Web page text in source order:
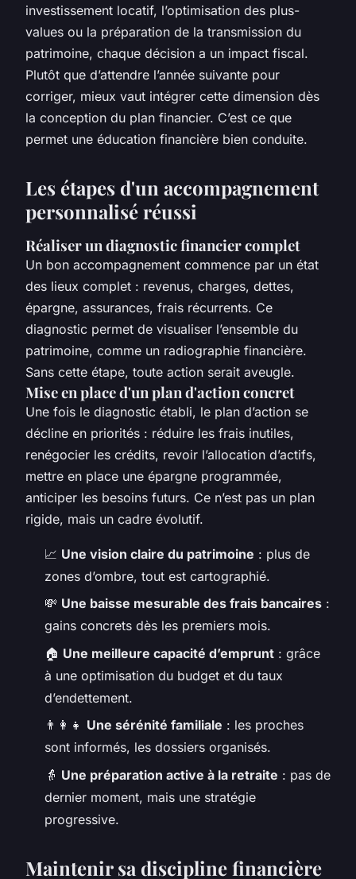
investissement locatif, l’optimisation des plus-
values ou la préparation de la transmission du
patrimoine, chaque décision a un impact fiscal.
Plutôt que d’attendre l’année suivante pour
corriger, mieux vaut intégrer cette dimension dès
la conception du plan financier. C’est ce que
permet une éducation financière bien conduite.
Les étapes d'un accompagnement
personnalisé réussi
Réaliser un diagnostic financier complet
Un bon accompagnement commence par un état
des lieux complet : revenus, charges, dettes,
épargne, assurances, frais récurrents. Ce
diagnostic permet de visualiser l’ensemble du
patrimoine, comme un radiographie financière.
Sans cette étape, toute action serait aveugle.
Mise en place d'un plan d'action concret
Une fois le diagnostic établi, le plan d’action se
décline en priorités : réduire les frais inutiles,
renégocier les crédits, revoir l’allocation d’actifs,
mettre en place une épargne programmée,
anticiper les besoins futurs. Ce n’est pas un plan
rigide, mais un cadre évolutif.
📈 Une vision claire du patrimoine : plus de
zones d’ombre, tout est cartographié.
💸 Une baisse mesurable des frais bancaires :
gains concrets dès les premiers mois.
🏠 Une meilleure capacité d’emprunt : grâce
à une optimisation du budget et du taux
d’endettement.
👨‍👩‍👧 Une sérénité familiale : les proches
sont informés, les dossiers organisés.
👵 Une préparation active à la retraite : pas de
dernier moment, mais une stratégie
progressive.
Maintenir sa discipline financière